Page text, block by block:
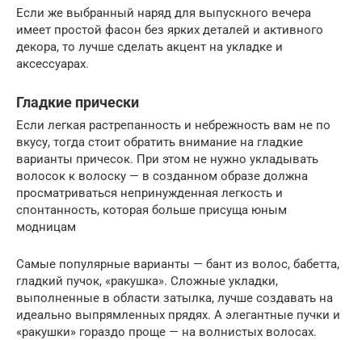
Если же выбранный наряд для выпускного вечера
имеет простой фасон без ярких деталей и активного
декора, то лучше сделать акцент на укладке и
аксессуарах.
Гладкие прически
Если легкая растрепанность и небрежность вам не по
вкусу, тогда стоит обратить внимание на гладкие
варианты причесок. При этом не нужно укладывать
волосок к волоску — в созданном образе должна
просматриваться непринужденная легкость и
спонтанность, которая больше присуща юным
модницам
Самые популярные варианты — бант из волос, бабетта,
гладкий пучок, «ракушка». Сложные укладки,
выполненные в области затылка, лучше создавать на
идеально выпрямленных прядях. А элегантные пучки и
«ракушки» гораздо проще — на волнистых волосах.